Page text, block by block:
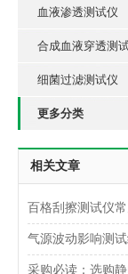
血液渗透测试仪
合成血液穿透测
细菌过滤测试仪
更多分类
相关文章